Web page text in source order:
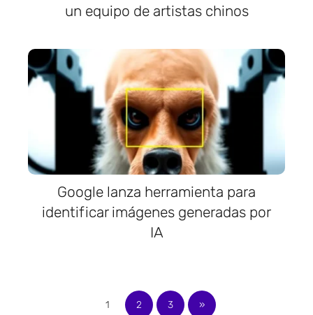
un equipo de artistas chinos
Google lanza herramienta para
identificar imágenes generadas por
IA
1 2 3 »